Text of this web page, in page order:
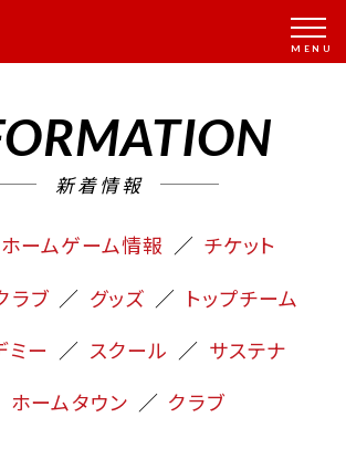
新着情報
ホームゲーム情報
チケット
ラブ
グッズ
トップチーム
ミー
スクール
サステナ
ホームタウン
クラブ